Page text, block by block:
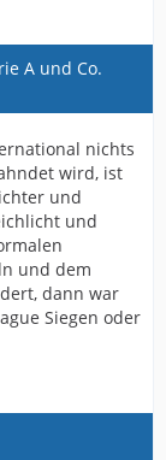
A und Co.
nichts
wird, ist
und
und
und dem
dann war
Siegen oder